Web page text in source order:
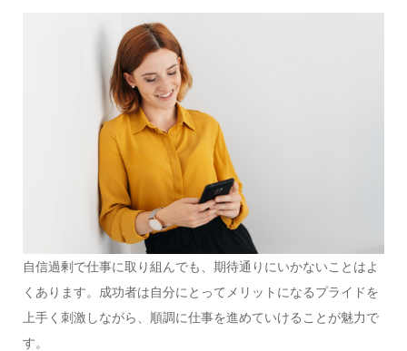
自信過剰で仕事に取り組んでも、期待通りにいかないことはよ
くあります。成功者は自分にとってメリットになるプライドを
上手く刺激しながら、順調に仕事を進めていけることが魅力で
す。